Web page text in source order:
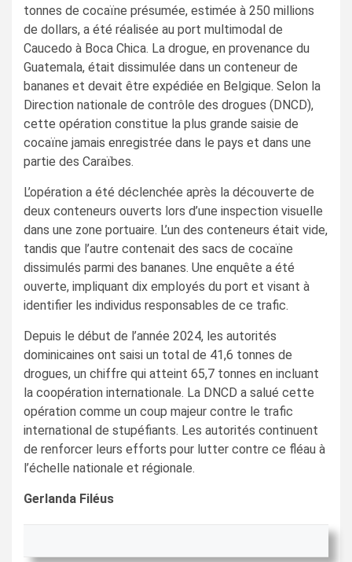
tonnes de cocaïne présumée, estimée à 250 millions
de dollars, a été réalisée au port multimodal de
Caucedo à Boca Chica. La drogue, en provenance du
Guatemala, était dissimulée dans un conteneur de
bananes et devait être expédiée en Belgique. Selon la
Direction nationale de contrôle des drogues (DNCD),
cette opération constitue la plus grande saisie de
cocaïne jamais enregistrée dans le pays et dans une
partie des Caraïbes.
L’opération a été déclenchée après la découverte de
deux conteneurs ouverts lors d’une inspection visuelle
dans une zone portuaire. L’un des conteneurs était vide,
tandis que l’autre contenait des sacs de cocaïne
dissimulés parmi des bananes. Une enquête a été
ouverte, impliquant dix employés du port et visant à
identifier les individus responsables de ce trafic.
Depuis le début de l’année 2024, les autorités
dominicaines ont saisi un total de 41,6 tonnes de
drogues, un chiffre qui atteint 65,7 tonnes en incluant
la coopération internationale. La DNCD a salué cette
opération comme un coup majeur contre le trafic
international de stupéfiants. Les autorités continuent
de renforcer leurs efforts pour lutter contre ce fléau à
l’échelle nationale et régionale.
Gerlanda Filéus